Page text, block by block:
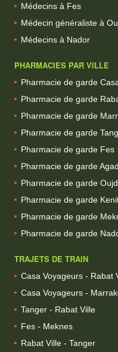
Médecins à Fes
Médecin généraliste à
Médecins à Nador
PHARMACIES PAR VILLE
Pharmacie de garde
Pharmacie de garde
Pharmacie de garde
Pharmacie de garde
Pharmacie de garde Fes
Pharmacie de garde
Pharmacie de garde
Pharmacie de garde
Pharmacie de garde
Pharmacie de garde
TRAJETS DE TRAIN
Casa Voyageurs - Rabat
Casa Voyageurs -
Tanger - Rabat Ville
Fes - Meknes
Rabat Ville - Tanger